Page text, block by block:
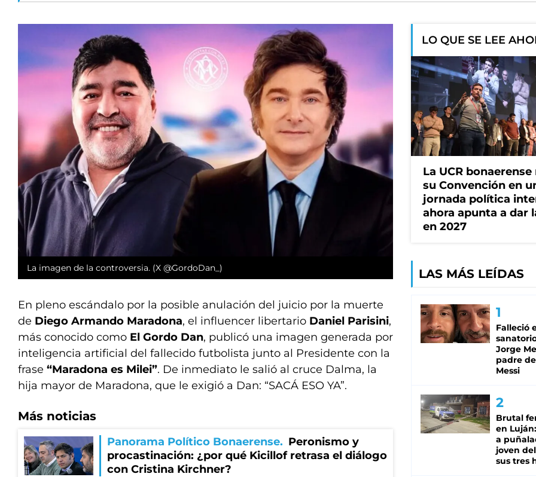
La imagen de la controversia. (X @GordoDan_)
En pleno escándalo por la posible anulación del juicio por la muerte
de Diego Armando Maradona, el influencer libertario Daniel Parisini,
más conocido como El Gordo Dan, publicó una imagen generada por
inteligencia artificial del fallecido futbolista junto al Presidente con la
frase “Maradona es Milei”. De inmediato le salió al cruce Dalma, la
hija mayor de Maradona, que le exigió a Dan: “SACÁ ESO YA”.
Más noticias
Panorama Político Bonaerense
Peronismo y
procastinación: ¿por qué Kicillof retrasa el diálogo
con Cristina Kirchner?
LO QUE SE LEE
La UCR
su Convención en
jornada política
ahora apunta a dar
en 2027
LAS MÁS LEÍDAS
Falleció
Jorge
padre
Messi
Brutal
en
a
joven
sus tres